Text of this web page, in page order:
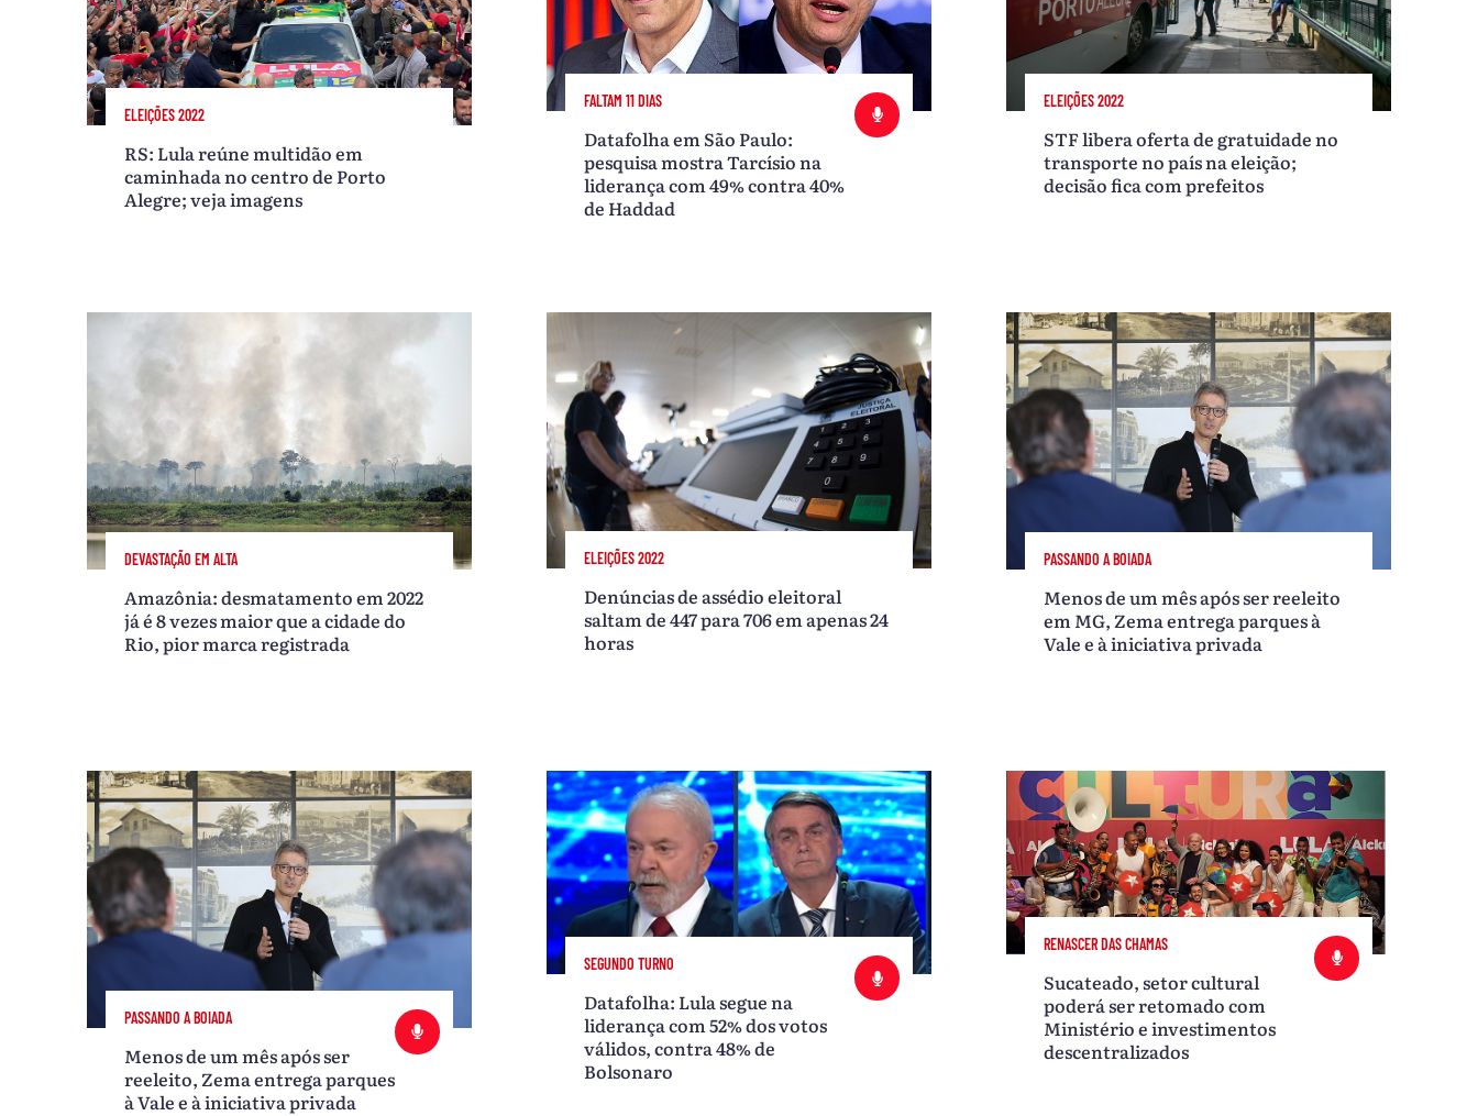
ELEIÇÕES 2022
RS: Lula reúne multidão em
caminhada no centro de Porto
Alegre; veja imagens
FALTAM 11 DIAS
Datafolha em São Paulo:
pesquisa mostra Tarcísio na
liderança com 49% contra 40%
de Haddad
ELEIÇÕES 2022
STF libera oferta de gratuidade no
transporte no país na eleição;
decisão fica com prefeitos
DEVASTAÇÃO EM ALTA
Amazônia: desmatamento em 2022
já é 8 vezes maior que a cidade do
Rio, pior marca registrada
ELEIÇÕES 2022
Denúncias de assédio eleitoral
saltam de 447 para 706 em apenas 24
horas
PASSANDO A BOIADA
Menos de um mês após ser reeleito
em MG, Zema entrega parques à
Vale e à iniciativa privada
PASSANDO A BOIADA
Menos de um mês após ser
reeleito, Zema entrega parques
à Vale e à iniciativa privada
SEGUNDO TURNO
Datafolha: Lula segue na
liderança com 52% dos votos
válidos, contra 48% de
Bolsonaro
RENASCER DAS CHAMAS
Sucateado, setor cultural
poderá ser retomado com
Ministério e investimentos
descentralizados